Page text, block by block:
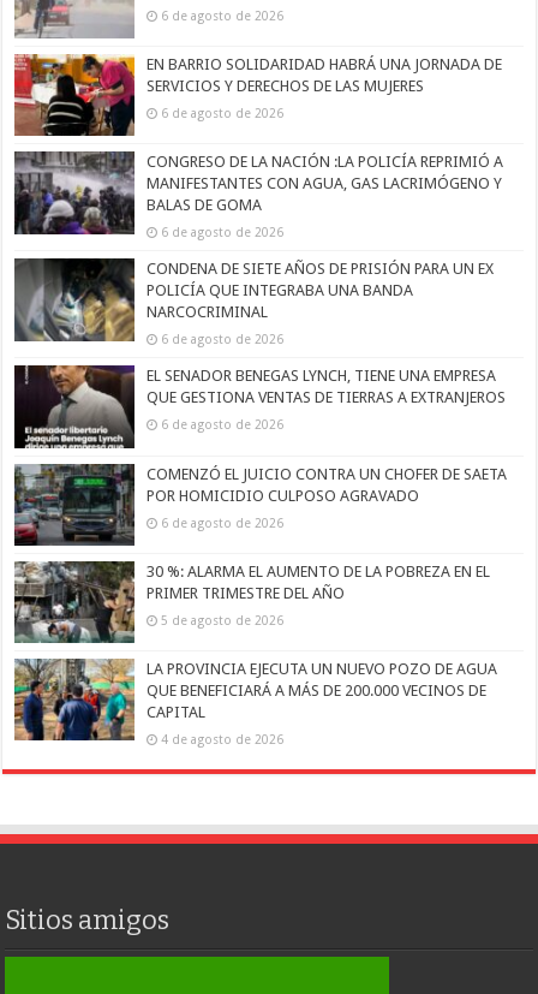
6 de agosto de 2026
EN BARRIO SOLIDARIDAD HABRÁ UNA JORNADA DE
SERVICIOS Y DERECHOS DE LAS MUJERES
6 de agosto de 2026
CONGRESO DE LA NACIÓN :LA POLICÍA REPRIMIÓ A
MANIFESTANTES CON AGUA, GAS LACRIMÓGENO Y
BALAS DE GOMA
6 de agosto de 2026
CONDENA DE SIETE AÑOS DE PRISIÓN PARA UN EX
POLICÍA QUE INTEGRABA UNA BANDA
NARCOCRIMINAL
6 de agosto de 2026
EL SENADOR BENEGAS LYNCH, TIENE UNA EMPRESA
QUE GESTIONA VENTAS DE TIERRAS A EXTRANJEROS
6 de agosto de 2026
COMENZÓ EL JUICIO CONTRA UN CHOFER DE SAETA
POR HOMICIDIO CULPOSO AGRAVADO
6 de agosto de 2026
30 %: ALARMA EL AUMENTO DE LA POBREZA EN EL
PRIMER TRIMESTRE DEL AÑO
5 de agosto de 2026
LA PROVINCIA EJECUTA UN NUEVO POZO DE AGUA
QUE BENEFICIARÁ A MÁS DE 200.000 VECINOS DE
CAPITAL
4 de agosto de 2026
Sitios amigos